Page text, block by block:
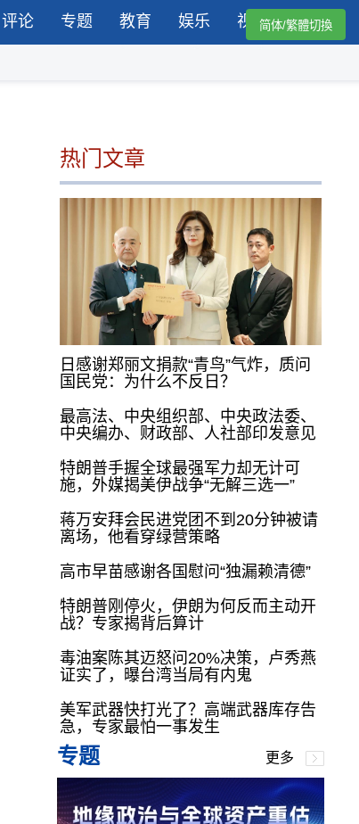
评论 专题 教育 娱乐 视频简体/繁體切換
热门文章
日感谢郑丽文捐款“青鸟”气炸，质问
国民党：为什么不反日？
最高法、中央组织部、中央政法委、
中央编办、财政部、人社部印发意见
特朗普手握全球最强军力却无计可
施，外媒揭美伊战争“无解三选一”
蒋万安拜会民进党团不到20分钟被请
离场，他看穿绿营策略
高市早苗感谢各国慰问“独漏赖清德”
特朗普刚停火，伊朗为何反而主动开
战？专家揭背后算计
毒油案陈其迈怒问20%决策，卢秀燕
证实了，曝台湾当局有内鬼
美军武器快打光了？高端武器库存告
急，专家最怕一事发生
专题 更多